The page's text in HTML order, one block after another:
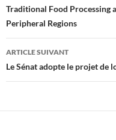
des
articles
Traditional Food Processing
Peripheral Regions
ARTICLE SUIVANT
Le Sénat adopte le projet de